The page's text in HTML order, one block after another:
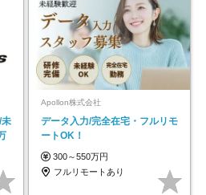
Apollon株式会社
データ入力/完全在宅・フルリモ
ートOK！
300～550万円
フルリモートあり